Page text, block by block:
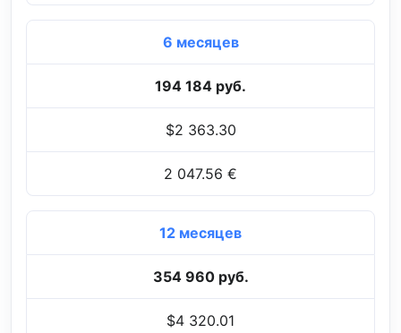
6 месяцев
194 184 руб.
$2 363.30
2 047.56 €
12 месяцев
354 960 руб.
$4 320.01